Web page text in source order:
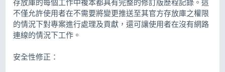
不僅允許使用者在不需要將變更推送至其官方存放庫之權限
的情況下對專案進行處理及貢獻，還可讓使用者在沒有網路
連線的情況下工作。
安全性修正：